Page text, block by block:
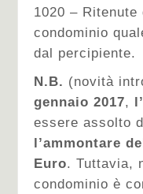
1020 – Ritenute
condominio
dal percipiente.
N.B. (novità
gennaio 2017,
essere assolto
l’ammontare
Euro. Tuttavia,
condominio è